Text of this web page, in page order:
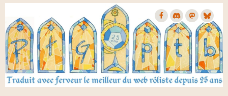
Aller
contenu
principal